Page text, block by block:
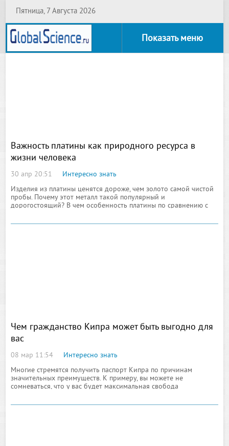
Пятница, 7 Августа 2026
Показать меню
Важность платины как природного ресурса в
жизни человека
30 апр 20:51
Интересно знать
Изделия из платины ценятся дороже, чем золото самой чистой
пробы. Почему этот металл такой популярный и
дорогостоящий? В чем особенность платины по сравнению с
золото" в природе и жизни людей? Давайте разбираться
Чем гражданство Кипра может быть выгодно для
вас
08 мар 11:54
Интересно знать
Многие стремятся получить паспорт Кипра по причинам
значительных преимуществ. К примеру, вы можете не
сомневаться, что у вас будет максимальная свобода
свой бизнес, учиться в любой стране Европейского Союза.